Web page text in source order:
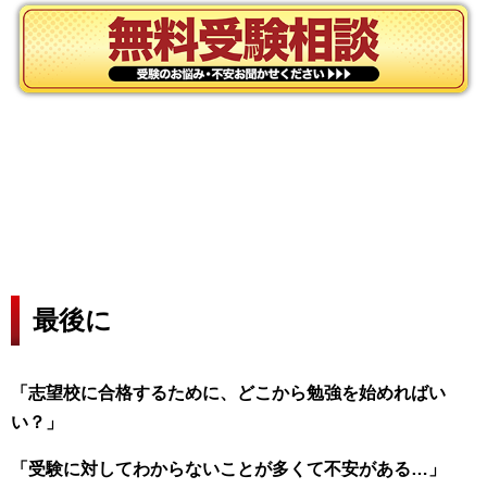
最後に
「志望校に合格するために、どこから勉強を始めればい
い？」
「受験に対してわからないことが多くて不安がある…」